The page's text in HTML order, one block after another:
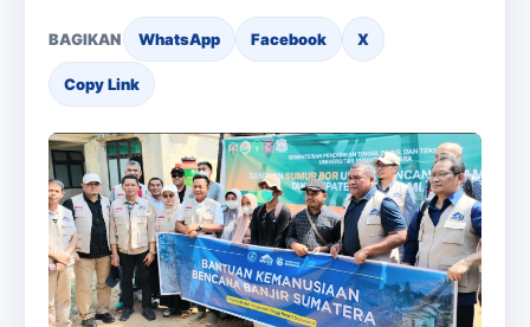
BAGIKAN WhatsApp Facebook X
Copy Link